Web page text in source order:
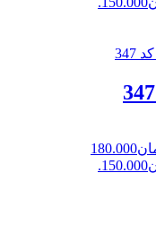
قیمت اصلی: تومان180.000